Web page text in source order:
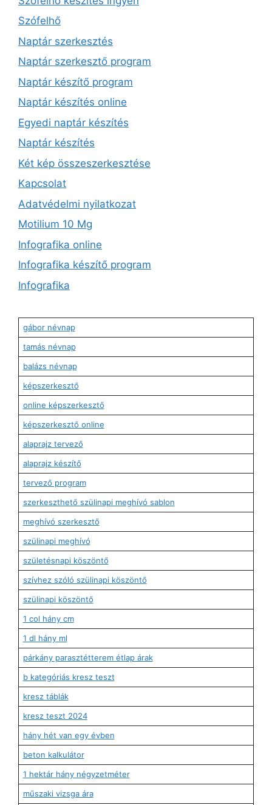
Szófelhő
Naptár szerkesztés
Naptár szerkesztő program
Naptár készítő program
Naptár készítés online
Egyedi naptár készítés
Naptár készítés
Két kép összeszerkesztése
Kapcsolat
Adatvédelmi nyilatkozat
Motilium 10 Mg
Infografika online
Infografika készítő program
Infografika
gábor névnap
tamás névnap
balázs névnap
képszerkesztő
online képszerkesztő
képszerkesztő online
alaprajz tervező
alaprajz készítő
tervező program
szerkeszthető szülinapi meghívó sablon
meghívó szerkesztő
szülinapi meghívó
születésnapi köszöntő
szívhez szóló szülinapi köszöntő
szülinapi köszöntő
1 col hány cm
1 dl hány ml
párkány parasztétterem étlap árak
b kategóriás kresz teszt
kresz táblák
kresz teszt 2024
hány hét van egy évben
beton kalkulátor
1 hektár hány négyzetméter
műszaki vizsga ára